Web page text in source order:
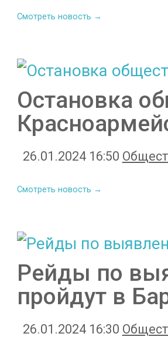
Смотреть новость →
Остановка
26.01.2024 16:50
Смотреть новость →
Рейды по
пройдут в
26.01.2024 16:30